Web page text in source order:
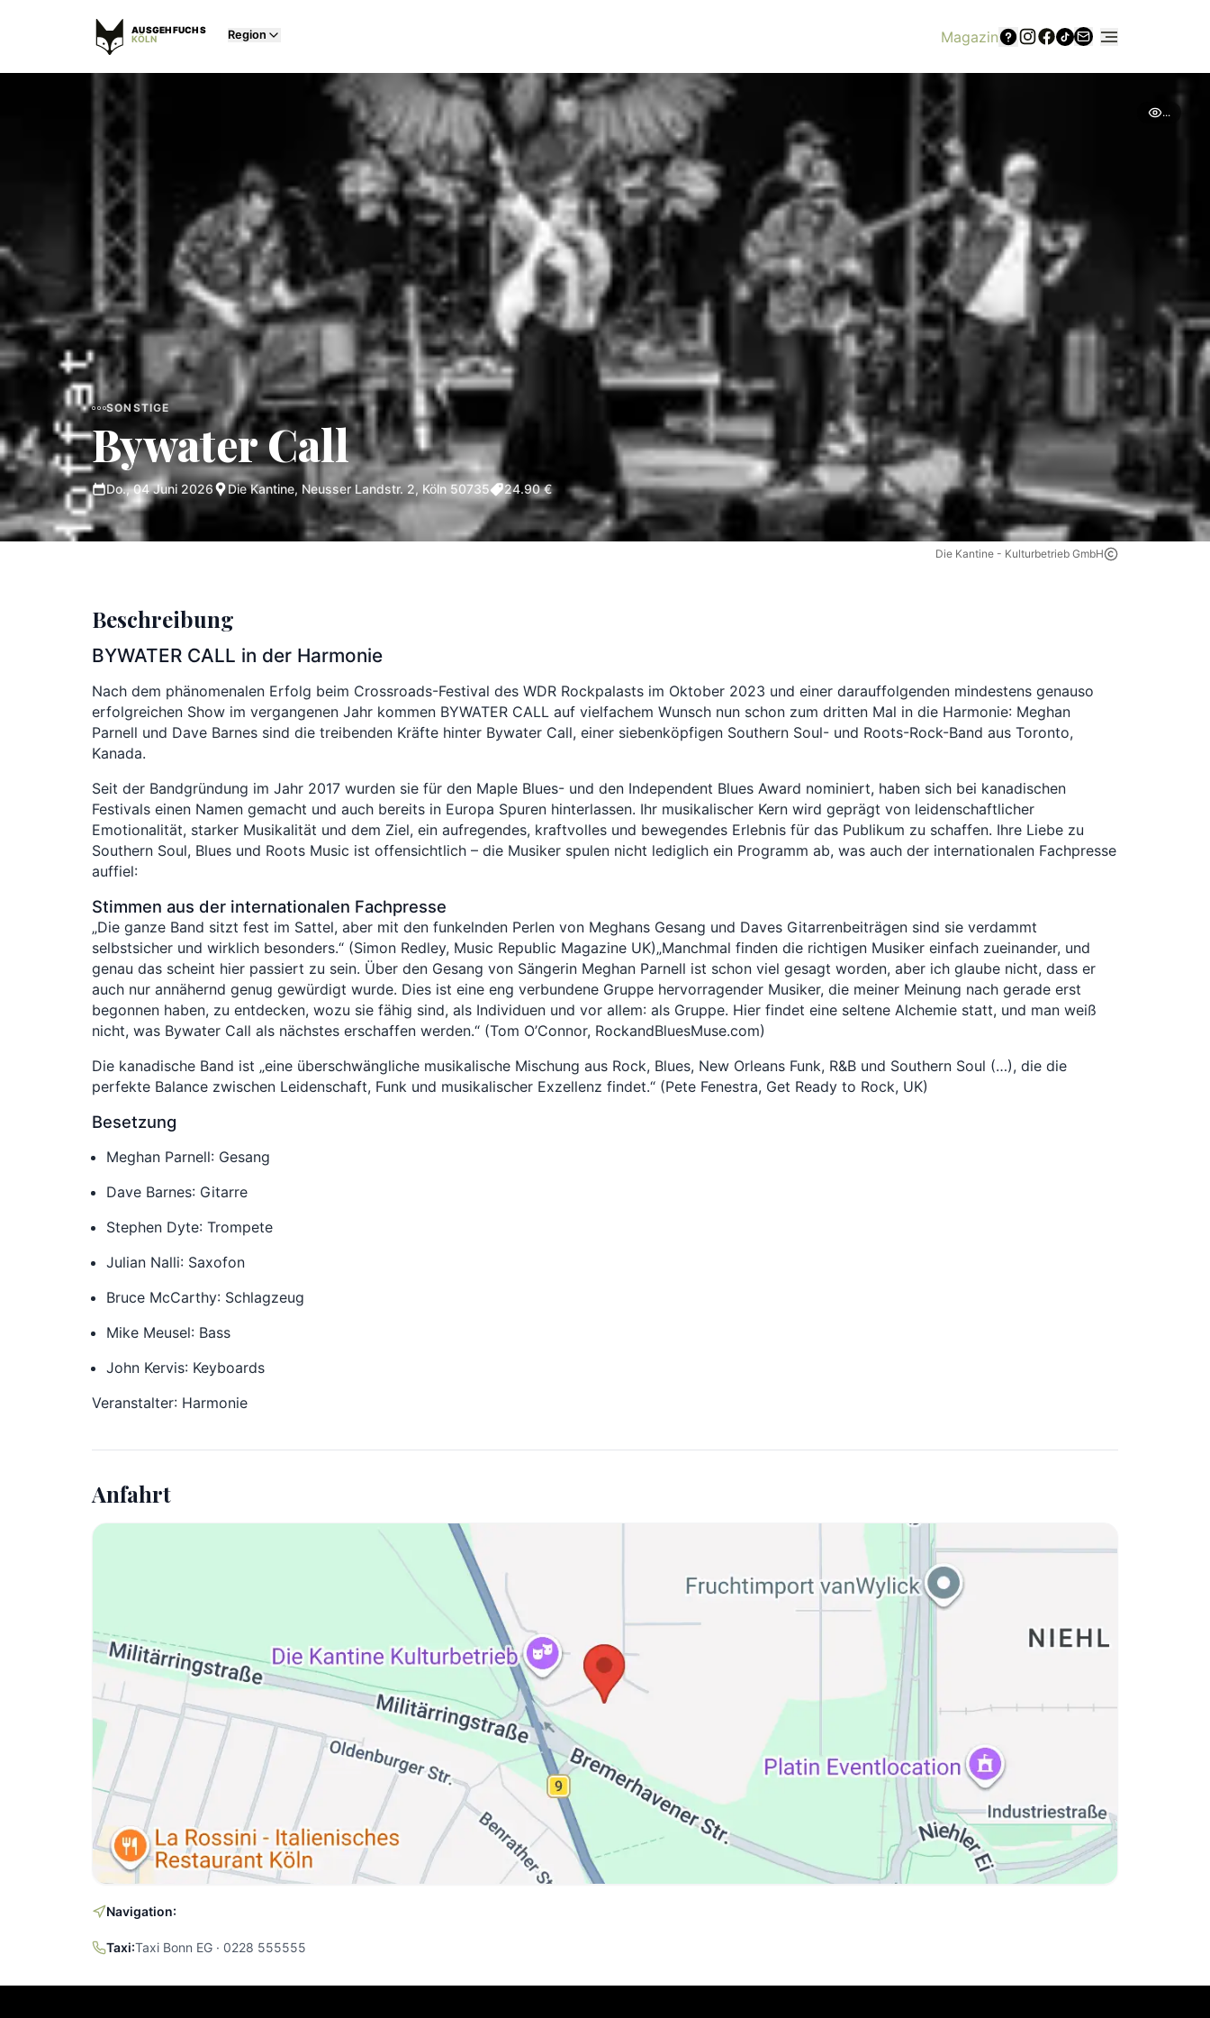
AUSGEHFUCHS
KÖLN
Region Magazin
...
SONSTIGE
Bywater Call
Do., 04 Juni 2026 Die Kantine, Neusser Landstr. 2, Köln 50735 24.90 €
Die Kantine - Kulturbetrieb GmbH
Beschreibung
BYWATER CALL in der Harmonie
Nach dem phänomenalen Erfolg beim Crossroads-Festival des WDR Rockpalasts im Oktober 2023 und einer darauffolgenden mindestens genauso
erfolgreichen Show im vergangenen Jahr kommen BYWATER CALL auf vielfachem Wunsch nun schon zum dritten Mal in die Harmonie: Meghan
Parnell und Dave Barnes sind die treibenden Kräfte hinter Bywater Call, einer siebenköpfigen Southern Soul- und Roots-Rock-Band aus Toronto,
Kanada.
Seit der Bandgründung im Jahr 2017 wurden sie für den Maple Blues- und den Independent Blues Award nominiert, haben sich bei kanadischen
Festivals einen Namen gemacht und auch bereits in Europa Spuren hinterlassen. Ihr musikalischer Kern wird geprägt von leidenschaftlicher
Emotionalität, starker Musikalität und dem Ziel, ein aufregendes, kraftvolles und bewegendes Erlebnis für das Publikum zu schaffen. Ihre Liebe zu
Southern Soul, Blues und Roots Music ist offensichtlich – die Musiker spulen nicht lediglich ein Programm ab, was auch der internationalen Fachpresse
auffiel:
Stimmen aus der internationalen Fachpresse
„Die ganze Band sitzt fest im Sattel, aber mit den funkelnden Perlen von Meghans Gesang und Daves Gitarrenbeiträgen sind sie verdammt
selbstsicher und wirklich besonders.“ (Simon Redley, Music Republic Magazine UK)„Manchmal finden die richtigen Musiker einfach zueinander, und
genau das scheint hier passiert zu sein. Über den Gesang von Sängerin Meghan Parnell ist schon viel gesagt worden, aber ich glaube nicht, dass er
auch nur annähernd genug gewürdigt wurde. Dies ist eine eng verbundene Gruppe hervorragender Musiker, die meiner Meinung nach gerade erst
begonnen haben, zu entdecken, wozu sie fähig sind, als Individuen und vor allem: als Gruppe. Hier findet eine seltene Alchemie statt, und man weiß
nicht, was Bywater Call als nächstes erschaffen werden.“ (Tom O’Connor, RockandBluesMuse.com)
Die kanadische Band ist „eine überschwängliche musikalische Mischung aus Rock, Blues, New Orleans Funk, R&B und Southern Soul (…), die die
perfekte Balance zwischen Leidenschaft, Funk und musikalischer Exzellenz findet.“ (Pete Fenestra, Get Ready to Rock, UK)
Besetzung
Meghan Parnell: Gesang
Dave Barnes: Gitarre
Stephen Dyte: Trompete
Julian Nalli: Saxofon
Bruce McCarthy: Schlagzeug
Mike Meusel: Bass
John Kervis: Keyboards
Veranstalter: Harmonie
Anfahrt
Navigation:
Taxi:Taxi Bonn EG · 0228 555555